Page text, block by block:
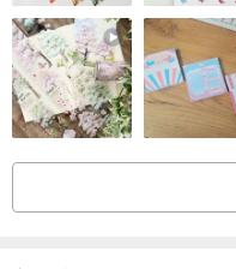
後腰鬆緊，穿著舒適不緊繃